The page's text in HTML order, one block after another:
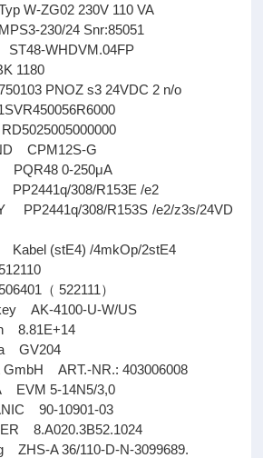
W-ZG02 230V 110 VA
230/24 Snr:85051
WHDVM.04FP
1180
PNOZ s3 24VDC 2 n/o
CPM12S-G
PQR48 0-250μA
308/R153E /e2
308/R153S /e2/z3s/24VD
(stE4) /4mkOp/2stE4
（ 522111）
AK-4100-U-W/US
8.81E+14
GV204
ART.-NR.: 403006008
EVM 5-14N5/3,0
90-10901-03
8.A020.3B52.1024
ZHS-A 36/110-D-N-3099689.